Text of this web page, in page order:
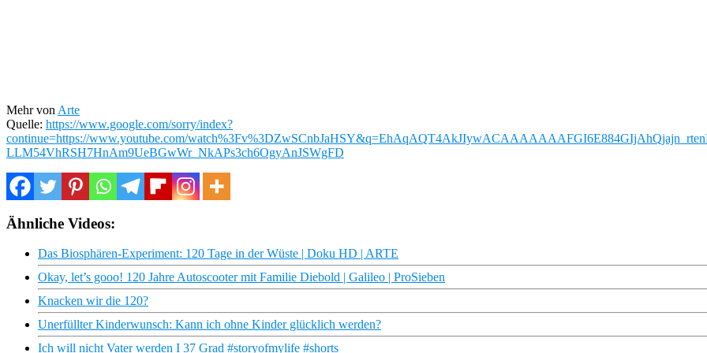
Mehr von Arte
Quelle: https://www.google.com/sorry/index?
continue=https://www.youtube.com/
LLM54VhRSH7HnAm9UeBGwWr_NkAPs3ch6OgyAnJSWgFD
Ähnliche Videos:
Das Biosphären-Experiment: 120 Tage in der Wüste | Doku HD | ARTE
Okay, let’s gooo! 120 Jahre Autoscooter mit Familie Diebold | Galileo | ProSieben
Knacken wir die 120?
Unerfüllter Kinderwunsch: Kann ich ohne Kinder glücklich werden?
Ich will nicht Vater werden I 37 Grad #storyofmylife #shorts